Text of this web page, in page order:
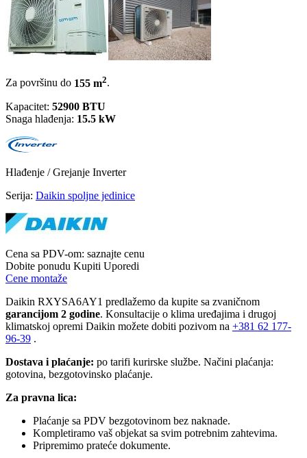
Za površinu do 155 m2.
Kapacitet: 52900 BTU
Snaga hlađenja: 15.5 kW
Hlađenje / Grejanje Inverter
Serija: Daikin spoljne jedinice
Cena sa PDV-om: saznajte cenu
Dobite ponudu Kupiti Uporedi
Cene montaže
Daikin RXYSA6AY1 predlažemo da kupite sa zvaničnom
garancijom 2 godine. Konsultacije o klima uređajima i drugoj
klimatskoj opremi Daikin možete dobiti pozivom na +381 62 177-
96-39 .
Dostava i plaćanje: po tarifi kurirske službe. Načini plaćanja:
gotovina, bezgotovinsko plaćanje.
Za pravna lica:
Plaćanje sa PDV bezgotovinom bez naknade.
Kompletiramo vaš objekat sa svim potrebnim zahtevima.
Pripremimo prateće dokumente.